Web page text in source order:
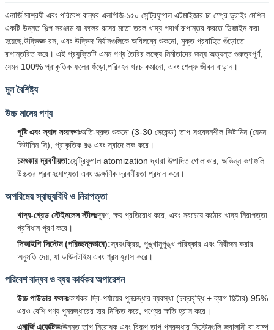
এনার্জি সাশ্রয়ী এবং পরিবেশ বান্ধব এলপিজি-১৫০ সেন্ট্রিফুগাল এটমাইজার চা স্প্রে ড্রাইং মেশিন
একটি উন্নত শিল্প সরঞ্জাম যা ফলের রসের মতো তরল খাদ্য পদার্থ রূপান্তর করতে ডিজাইন করা
হয়েছে,উদ্ভিজ্জ রস, এবং উদ্ভিদ নির্যাসগুলিকে অবিলম্বে শুকনো, মুক্ত প্রবাহিত গুঁড়োতে
রূপান্তরিত করে। এই প্রযুক্তিটি এমন পণ্য তৈরির লক্ষ্যে নির্মাতাদের জন্য অত্যন্ত গুরুত্বপূর্ণ,
যেমন 100% প্রাকৃতিক ফলের গুঁড়ো,পরিবহন খরচ কমানো, এবং শেল্ফ জীবন বাড়ান।
মূল বৈশিষ্ট্য
উচ্চ মানের পণ্য
পুষ্টি এবং স্বাদ সংরক্ষণঃঅতি-দ্রুত শুকনো (3-30 সেকেন্ড) তাপ সংবেদনশীল ভিটামিন (যেমন
ভিটামিন সি), প্রাকৃতিক রঙ এবং স্বাদে লক করে।
চমৎকার দ্রবণীয়তা:সেন্ট্রিফুগাল atomization দ্বারা উত্পাদিত গোলাকার, অভিন্ন কণাগুলি
উচ্চতর প্রবাহযোগ্যতা এবং তাত্ক্ষণিক দ্রবণীয়তা প্রদান করে।
অপরিমেয় স্বাস্থ্যবিধি ও নিরাপত্তা
খাদ্য-গ্রেড স্টেইনলেস স্টীলঃদূষণ, ক্ষয় প্রতিরোধ করে, এবং সবচেয়ে কঠোর খাদ্য নিরাপত্তা
প্রবিধান পূরণ করে।
সিআইপি সিস্টেম (পরিচ্ছন্নভাবে):স্বয়ংক্রিয়, পুঙ্খানুপুঙ্খ পরিষ্কার এবং নির্বীজন করার
অনুমতি দেয়, যা ডাউনটাইম এবং শ্রম হ্রাস করে।
পরিবেশ বান্ধব ও ব্যয় কার্যকর অপারেশন
উচ্চ পাউডার ফলনঃকার্যকর দ্বি-পর্যায়ের পুনরুদ্ধার ব্যবস্থা (চক্রবৃদ্ধি + ব্যাগ ফিল্টার) 95%
এরও বেশি পণ্য পুনরুদ্ধারের হার নিশ্চিত করে, পণ্যের ক্ষতি হ্রাস করে।
এনার্জি এফেক্টিভঃউন্নত তাপ নিরোধক এবং বিকল্প তাপ পুনরুদ্ধার সিস্টেমগুলি জ্বালানী বা বাষ্প